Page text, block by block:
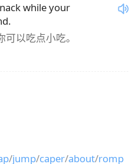
while your
以吃点小吃。
/jump/caper/about/romp